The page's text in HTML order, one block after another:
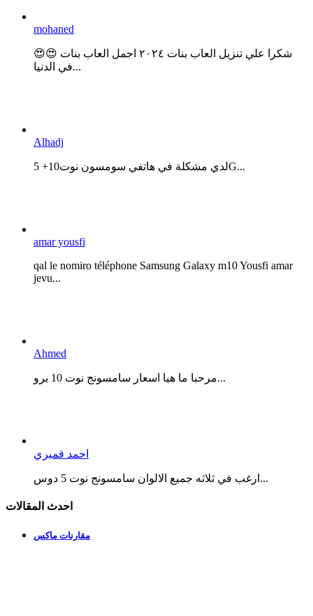
mohaned
😍😍 شكرا علي تنزيل العاب بنات ٢٠٢٤ اجمل العاب بنات
في الدنيا...
Alhadj
لدي مشكلة في هاتفي سومسون نوت10+ 5G...
amar yousfi
qal le nomiro téléphone Samsung Galaxy m10 Yousfi amar
jevu...
Ahmed
مرحبا ما هيا اسعار سامسونج نوت 10 برو...
احمد قميري
ارغب في ثلاثه جميع الالوان سامسونج نوت 5 دوس...
احدث المقالات
مقارنات ماكس